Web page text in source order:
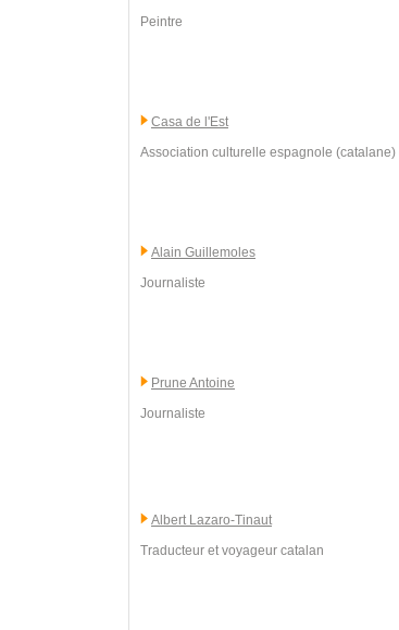
Peintre
Casa de l'Est
Association culturelle espagnole
Alain Guillemoles
Journaliste
Prune Antoine
Journaliste
Albert Lazaro-Tinaut
Traducteur et voyageur catalan